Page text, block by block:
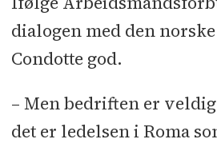
dialogen med den
Condotte god.
– Men bedriften er
det er ledelsen i Roma